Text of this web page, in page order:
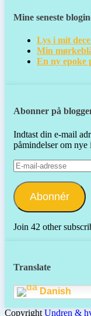
Mine seneste
Lys i mit
Min
En ny epoke
Abonner på
Indtast din e-mail
påmindelser om
E-
mail-
adresse
Abonnér
Join 42 other
Translate
Danish
Copyright Undren &